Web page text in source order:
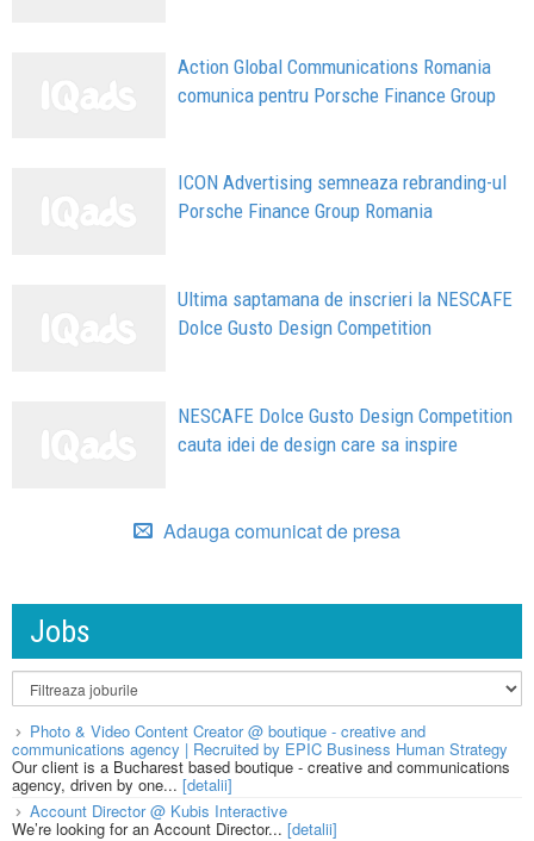
Action Global Communications Romania
comunica pentru Porsche Finance Group
ICON Advertising semneaza rebranding-ul
Porsche Finance Group Romania
Ultima saptamana de inscrieri la NESCAFE
Dolce Gusto Design Competition
NESCAFE Dolce Gusto Design Competition
cauta idei de design care sa inspire
Adauga comunicat de presa
Jobs
Photo & Video Content Creator @ boutique - creative and
communications agency | Recruited by EPIC Business Human Strategy
Our client is a Bucharest based boutique - creative and communications
agency, driven by one... [detalii]
Account Director @ Kubis Interactive
We’re looking for an Account Director... [detalii]